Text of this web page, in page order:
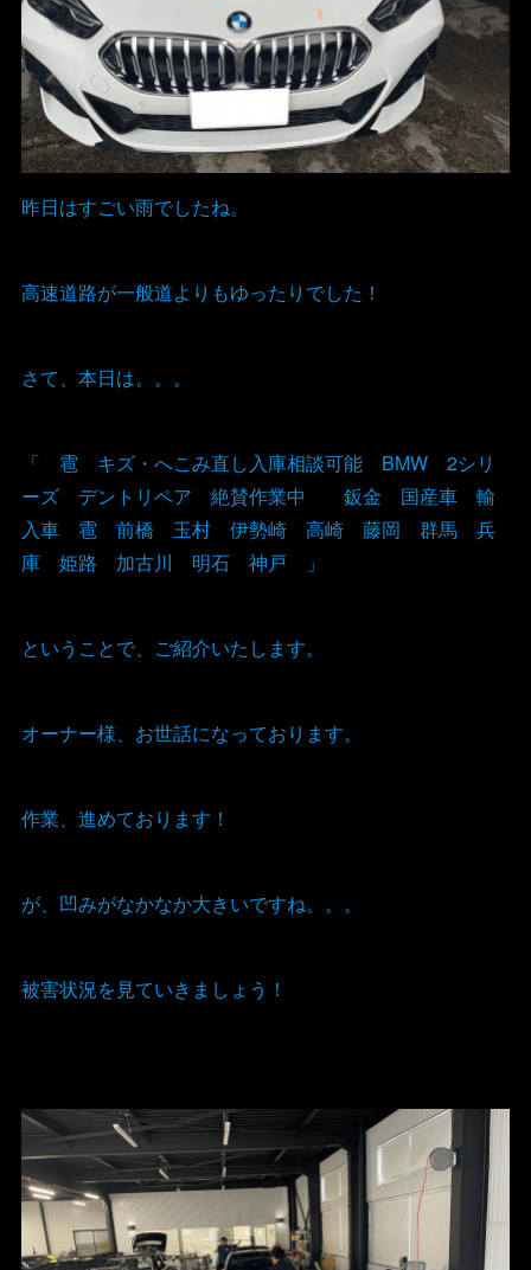
昨日はすごい雨でしたね。
高速道路が一般道よりもゆったりでした！
さて、本日は。。。
「 雹 キズ・へこみ直し入庫相談可能 BMW 2シリ
ーズ デントリペア 絶賛作業中 鈑金 国産車 輸
入車 雹 前橋 玉村 伊勢崎 高崎 藤岡 群馬 兵
庫 姫路 加古川 明石 神戸 」
ということで、ご紹介いたします。
オーナー様、お世話になっております。
作業、進めております！
が、凹みがなかなか大きいですね。。。
被害状況を見ていきましょう！